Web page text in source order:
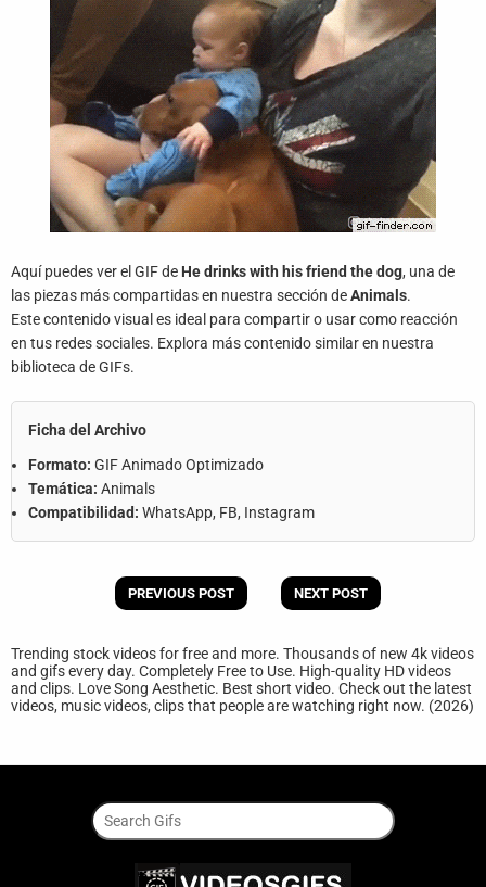
Gifs
Terminos
Condiciones
Política
Cookies
Política
De
Privacidad
Contáctanos
Aquí puedes ver el GIF de He drinks with his friend the dog, una de
las piezas más compartidas en nuestra sección deAnimals.
Este contenido visual es ideal para compartir o usar como reacción
en tus redes sociales. Explora más contenido similar en nuestra
biblioteca de GIFs.
Ficha del Archivo
Formato: GIF Animado Optimizado
Temática: Animals
Compatibilidad: WhatsApp, FB, Instagram
PREVIOUS POST NEXT POST
Trending stock videos for free and more. Thousands of new 4k videos
and gifs every day. Completely Free to Use. High-quality HD videos
and clips. Love Song Aesthetic. Best short video. Check out the latest
videos, music videos, clips that people are watching right now. (2026)